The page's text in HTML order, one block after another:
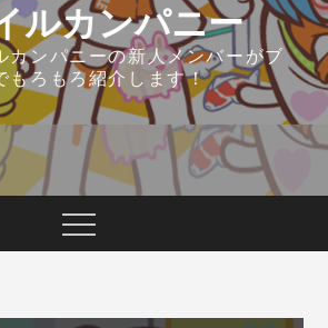
ルカンパニー
カンパニーの新人メンバーがブ
もろもろ紹介します！